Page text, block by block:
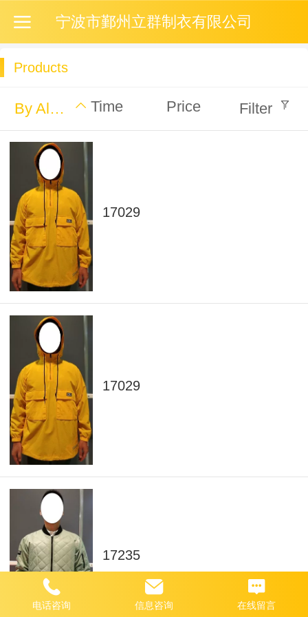
宁波市鄞州立群制衣有限公司
Products
By Alphabet Time Price Filter
17029
17029
17235
电话咨询 信息咨询 在线留言